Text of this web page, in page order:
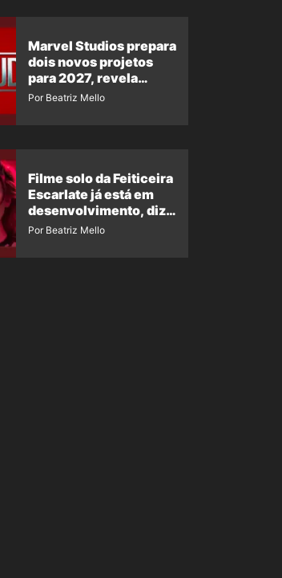
Marvel Studios prepara
dois novos projetos
para 2027, revela
insider
Por Beatriz Mello
Filme solo da Feiticeira
Escarlate já está em
desenvolvimento, diz
insider
Por Beatriz Mello